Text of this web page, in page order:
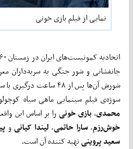
نمایی از فیلم بازی خونی
جانفشانی و شور جنگی به سربه‌داران
شورش آن‌ها پس از ۴۸ ساعت
سوژه‌ی فیلم سینمایی ماهی سیاه
محمدی، بازی خونیرا بر اساس این
خوش‌رزم، سارا حاتمی، لیندا کیانیو
سعید پروینیتهیه کننده آن است.